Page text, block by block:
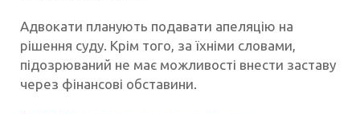
Адвокати планують подавати апеляцію на
рішення суду. Крім того, за їхніми словами,
підозрюваний не має можливості внести заставу
через фінансові обставини.